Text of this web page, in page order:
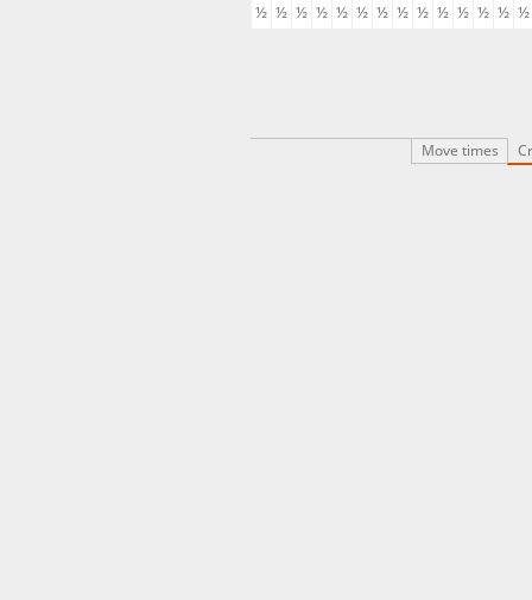
½ ½ ½ ½ ½ ½ ½ ½ ½ ½ ½ ½ ½ ½
Move times